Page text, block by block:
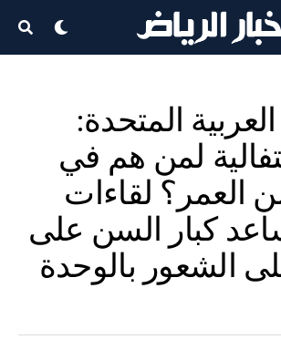
العربية المتحدة:
لمن هم في
العمر؟ لقاءات
كبار السن على
الشعور بالوحدة